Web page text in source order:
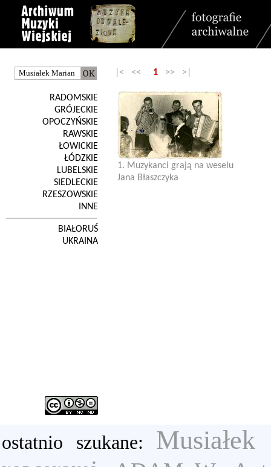
RADOMSKIE
GRÓJECKIE
OPOCZYŃSKIE
RAWSKIE
ŁOWICKIE
ŁÓDZKIE
LUBELSKIE
SIEDLECKIE
RZESZOWSKIE
INNE
BIAŁORUŚ
UKRAINA
|< << 1 >> >|
1. Muzykanci grają na weselu
Jana Błaszczyka
ostatnio szukane: